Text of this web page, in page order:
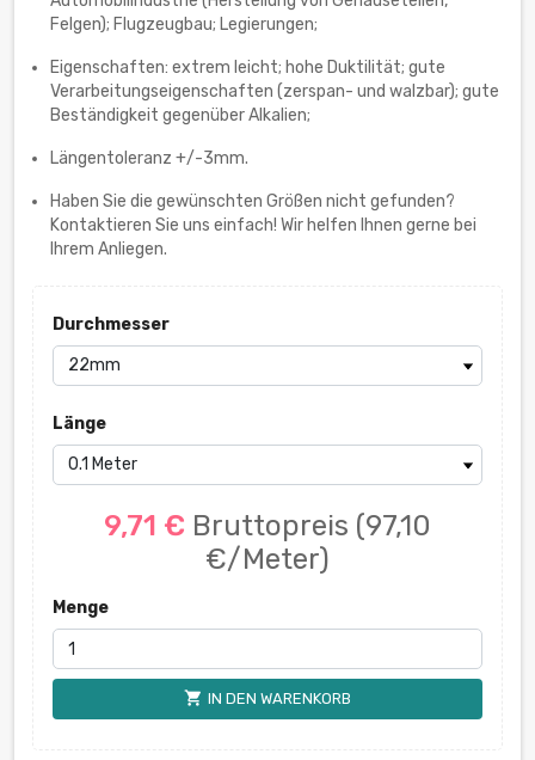
Felgen); Flugzeugbau; Legierungen;
Eigenschaften: extrem leicht; hohe Duktilität; gute
Verarbeitungseigenschaften (zerspan- und walzbar); gute
Beständigkeit gegenüber Alkalien;
Längentoleranz +/-3mm.
Haben Sie die gewünschten Größen nicht gefunden?
Kontaktieren Sie uns einfach! Wir helfen Ihnen gerne bei
Ihrem Anliegen.
Durchmesser
Länge
9,71 € Bruttopreis (97,10
€/Meter)
Menge
shopping_cart IN DEN WARENKORB